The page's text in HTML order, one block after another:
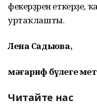
фекерҙәрен еткерҙе,
уртаҡлашты.
Лена Садыҡова,
мәғариф бүлеге
Читайте нас